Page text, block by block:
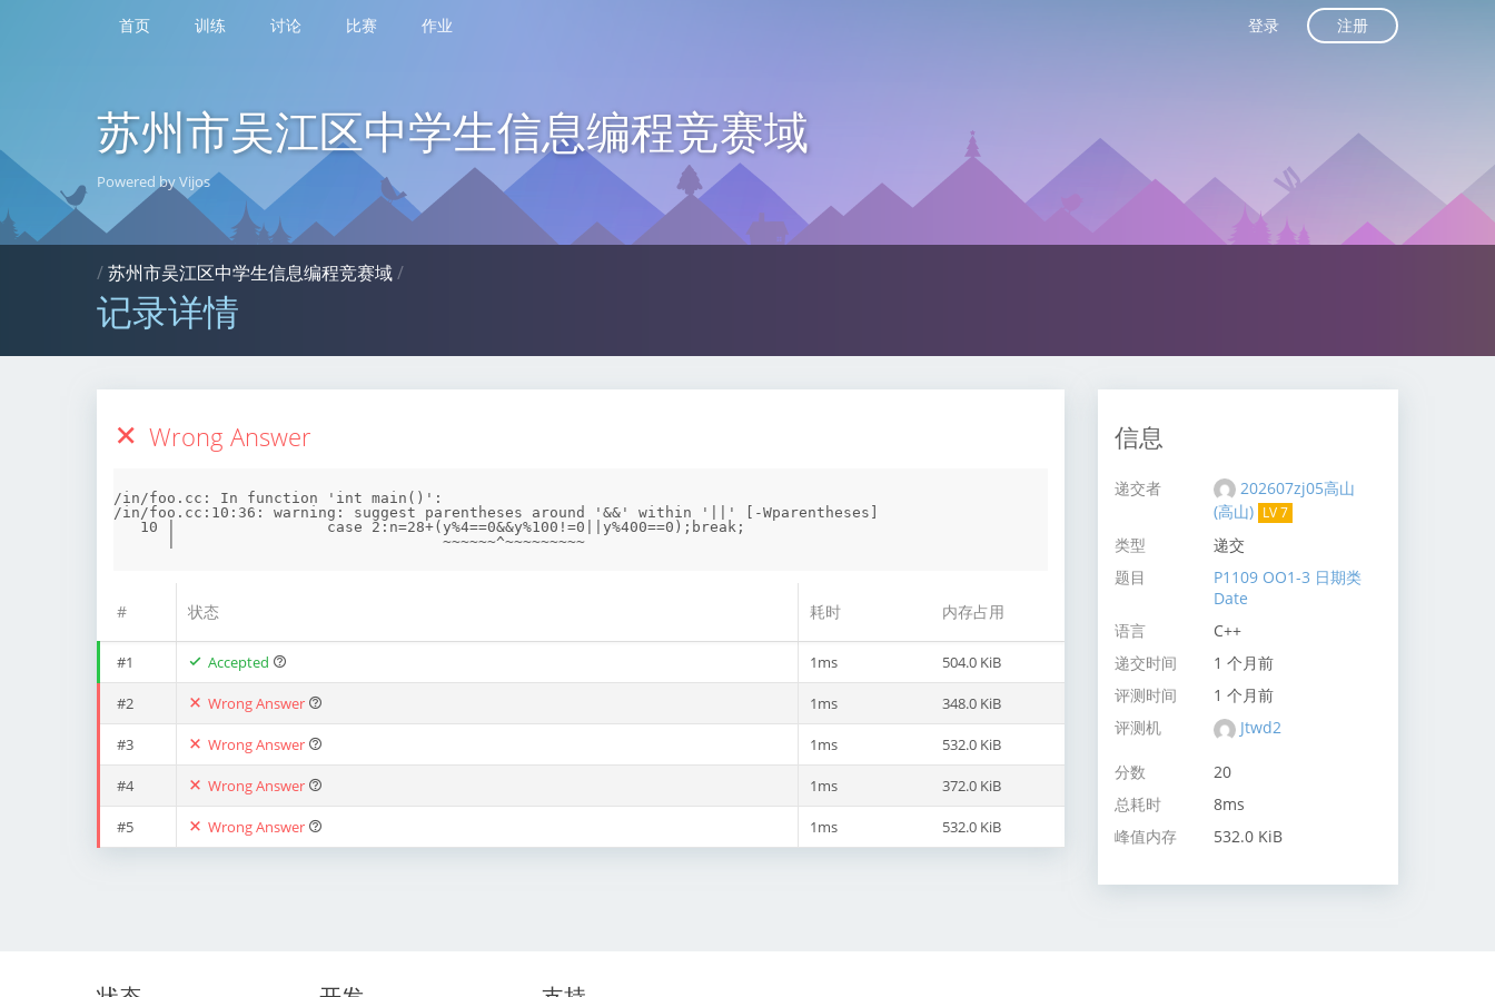
首页 训练 讨论 比赛 作业 登录 注册
苏州市吴江区中学生信息编程竞赛域
Powered by Vijos
/苏州市吴江区中学生信息编程竞赛域/
记录详情
Wrong Answer
/in/foo.cc: In function 'int main()':
/in/foo.cc:10:36: warning: suggest parentheses around '&&' within '||' [-Wparentheses]
# 状态 耗时 内存占用
#1 Accepted 1ms 504.0 KiB
#2 Wrong Answer 1ms 348.0 KiB
#3 Wrong Answer 1ms 532.0 KiB
#4 Wrong Answer 1ms 372.0 KiB
#5 Wrong Answer 1ms 532.0 KiB
信息
递交者
202607zj05高山
(高山) LV 7
类型
递交
题目
P1109 OO1-3 日期类
Date
语言
C++
递交时间
1 个月前
评测时间
1 个月前
评测机
Jtwd2
分数
20
总耗时
8ms
峰值内存
532.0 KiB